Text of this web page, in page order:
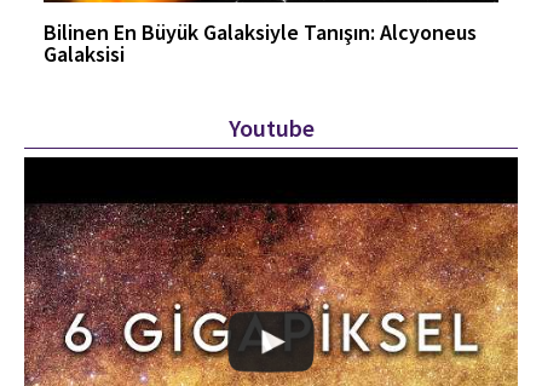
Bilinen En Büyük Galaksiyle Tanışın: Alcyoneus
Galaksisi
Youtube